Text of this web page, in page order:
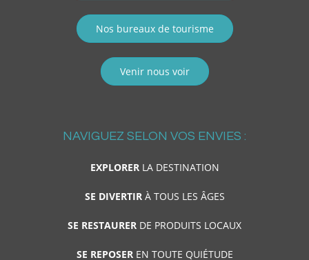
Nos bureaux de tourisme
Venir nous voir
NAVIGUEZ SELON VOS ENVIES :
EXPLORERLA DESTINATION
SE DIVERTIRÀ TOUS LES ÂGES
SE RESTAURER DE PRODUITS LOCAUX
SE REPOSEREN TOUTE QUIÉTUDE